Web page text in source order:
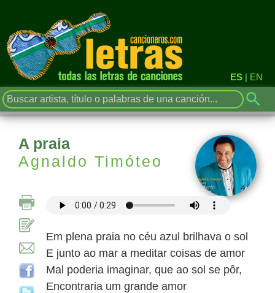
ES | EN
A praia
Agnaldo Timóteo
Em plena praia no céu azul brilhava o sol
E junto ao mar a meditar coisas de amor
Mal poderia imaginar, que ao sol se pôr,
Encontraria um grande amor